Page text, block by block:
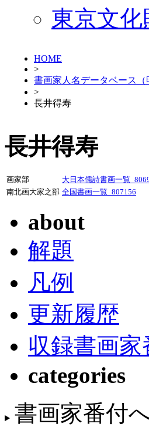
東京文化
HOME
>
書画家人名データベース
>
長井得寿
長井得寿
画家部 大日本儒詩書画一覧
南北画大家之部 全国書画一覧_807156
about
解題
凡例
更新履歴
収録書画家
categories
書画家番付